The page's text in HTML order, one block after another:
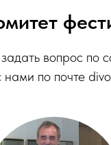
вопрос по
нами по почте